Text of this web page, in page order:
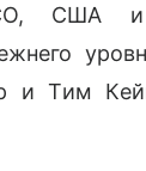
США и
и Тим